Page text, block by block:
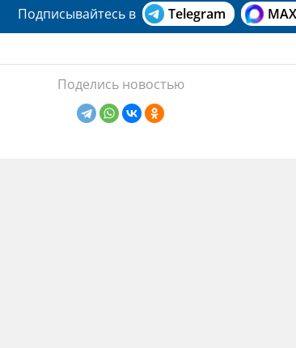
Подписывайтесь в Telegram MAX
Поделись новостью